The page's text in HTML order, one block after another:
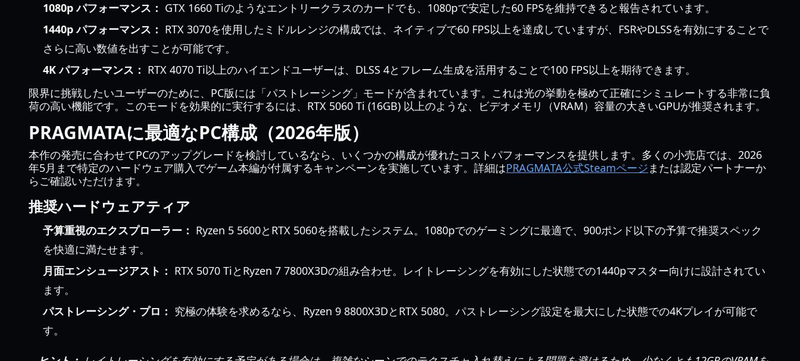
1080p パフォーマンス： GTX 1660 Tiのようなエントリークラスのカードでも、1080pで安定した60 FPSを維持できると報告されています。
1440p パフォーマンス： RTX 3070を使用したミドルレンジの構成では、ネイティブで60 FPS以上を達成していますが、FSRやDLSSを有効にすることで
さらに高い数値を出すことが可能です。
4K パフォーマンス： RTX 4070 Ti以上のハイエンドユーザーは、DLSS 4とフレーム生成を活用することで100 FPS以上を期待できます。
限界に挑戦したいユーザーのために、PC版には「パストレーシング」モードが含まれています。これは光の挙動を極めて正確にシミュレートする非常に負
荷の高い機能です。このモードを効果的に実行するには、RTX 5060 Ti (16GB) 以上のような、ビデオメモリ（VRAM）容量の大きいGPUが推奨されます。
PRAGMATAに最適なPC構成（2026年版）
本作の発売に合わせてPCのアップグレードを検討しているなら、いくつかの構成が優れたコストパフォーマンスを提供します。多くの小売店では、2026
年5月まで特定のハードウェア購入でゲーム本編が付属するキャンペーンを実施しています。詳細はPRAGMATA公式Steamページまたは認定パートナーか
らご確認いただけます。
推奨ハードウェアティア
予算重視のエクスプローラー： Ryzen 5 5600とRTX 5060を搭載したシステム。1080pでのゲーミングに最適で、900ポンド以下の予算で推奨スペック
を快適に満たせます。
月面エンシュージアスト： RTX 5070 TiとRyzen 7 7800X3Dの組み合わせ。レイトレーシングを有効にした状態での1440pマスター向けに設計されてい
ます。
パストレーシング・プロ： 究極の体験を求めるなら、Ryzen 9 8800X3DとRTX 5080。パストレーシング設定を最大にした状態での4Kプレイが可能で
す。